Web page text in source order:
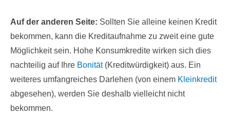
Auf der anderen Seite: Sollten Sie alleine keinen Kredit
bekommen, kann die Kreditaufnahme zu zweit eine gute
Möglichkeit sein. Hohe Konsumkredite wirken sich dies
nachteilig auf Ihre Bonität(Kreditwürdigkeit) aus. Ein
weiteres umfangreiches Darlehen (von einem Kleinkredit
abgesehen), werden Sie deshalb vielleicht nicht
bekommen.